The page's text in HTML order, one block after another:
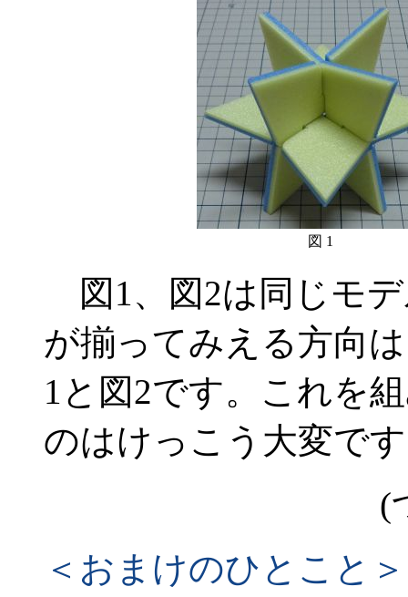
図 1
図1、図2は同じモ
が揃ってみえる方向
1と図2です。これを
のはけっこう大変で
(
＜おまけのひとこと＞